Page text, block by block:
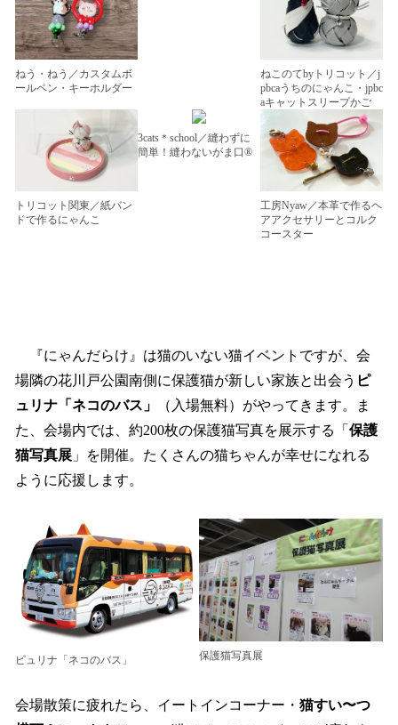
ねう・ねう／カスタムボ
ールペン・キーホルダー
ねこのてbyトリコット／j
pbcaうちのにゃんこ・jpbc
aキャットスリープかご
トリコット関東／紙バン
ドで作るにゃんこ
3cats＊school／縫わずに
簡単！縫わないがま口®︎
工房Nyaw／本革で作るヘ
アアクセサリーとコルク
コースター
『にゃんだらけ』は猫のいない猫イベントですが、会
場隣の花川戸公園南側に保護猫が新しい家族と出会う ピ
ュリナ「ネコのバス」
（入場無料）がやってきます。ま
た、会場内では、約200枚の保護猫写真を展示する「 保護
猫写真展 」を開催。たくさんの猫ちゃんが幸せになれる
ように応援します。
ピュリナ「ネコのバス」 保護猫写真展
会場散策に疲れたら、イートインコーナー・ 猫すい〜つ